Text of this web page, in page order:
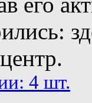
4 шт.